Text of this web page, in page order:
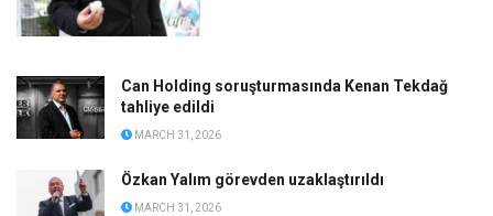
Can Holding soruşturmasında Kenan Tekdağ
tahliye edildi
MARCH 31, 2026
Özkan Yalım görevden uzaklaştırıldı
MARCH 31, 2026